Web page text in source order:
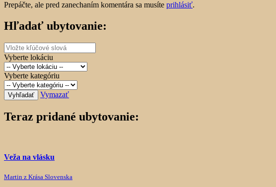
Prepáčte, ale pred zanechaním komentára sa musíte prihlásiť.
Hľadať ubytovanie:
Vyberte lokáciu
Vyberte kategóriu
Vyhľadať Vymazať
Teraz pridané ubytovanie:
Veža na vlásku
Martin z Krása Slovenska